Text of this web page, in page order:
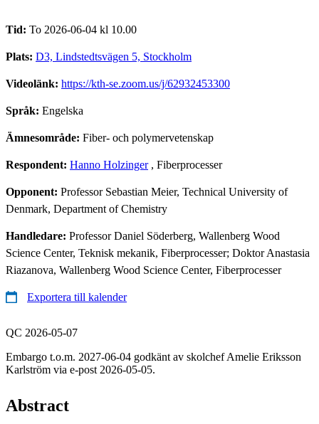
Tid: To 2026-06-04 kl 10.00
Plats: D3, Lindstedtsvägen 5, Stockholm
Videolänk: https://kth-se.zoom.us/j/62932453300
Språk: Engelska
Ämnesområde: Fiber- och polymervetenskap
Respondent: Hanno Holzinger, Fiberprocesser
Opponent: Professor Sebastian Meier, Technical University of
Denmark, Department of Chemistry
Handledare: Professor Daniel Söderberg, Wallenberg Wood
Science Center, Teknisk mekanik, Fiberprocesser; Doktor Anastasia
Riazanova, Wallenberg Wood Science Center, Fiberprocesser
Exportera till kalender
QC 2026-05-07
Embargo t.o.m. 2027-06-04 godkänt av skolchef Amelie Eriksson
Karlström via e-post 2026-05-05.
Abstract